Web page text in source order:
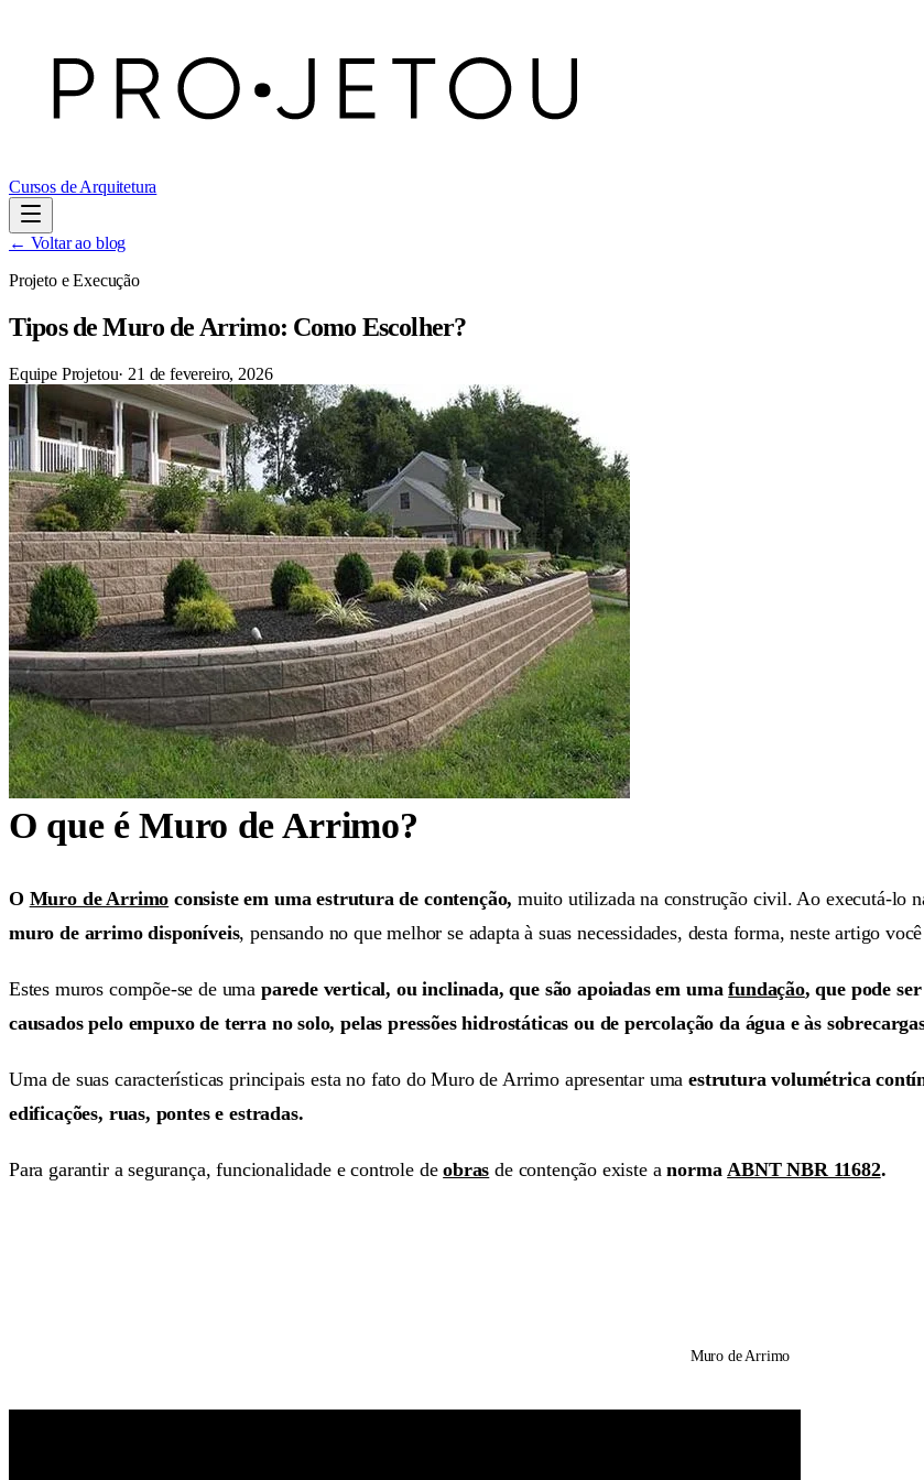
Cursos de Arquitetura
← Voltar ao blog
Projeto e Execução
Tipos de Muro de Arrimo: Como Escolher?
Equipe Projetou· 21 de fevereiro, 2026
O que é Muro de Arrimo?
O Muro de Arrimo consiste em uma estrutura de contenção, muito utilizada na construção civil. Ao executá-lo
muro de arrimo disponíveis, pensando no que melhor se adapta à suas necessidades, desta forma, neste artigo
Estes muros compõe-se de uma parede vertical, ou inclinada, que são apoiadas em umafundação, que pode
causados pelo empuxo de terra no solo, pelas pressões hidrostáticas ou de percolação da água e às
Uma de suas características principais esta no fato do Muro de Arrimo apresentar umaestrutura volumétrica
edificações, ruas, pontes e estradas.
Para garantir a segurança, funcionalidade e controle deobras de contenção existe anorma ABNT NBR 11682.
Muro de Arrimo